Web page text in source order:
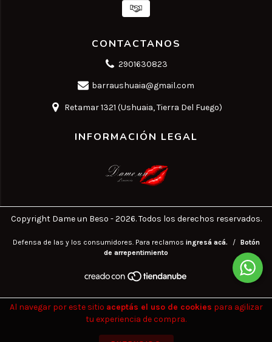
Al navegar por este sitio aceptás el uso de cookies para agilizar
tu experiencia de compra.
CONTACTANOS
2901630823
barraushuaia@gmail.com
Retamar 1321 (Ushuaia, Tierra Del Fuego)
INFORMACIÓN LEGAL
Copyright Dame un Beso - 2026. Todos los derechos reservados.
Defensa de las y los consumidores. Para reclamos ingresá acá. /
Botón
de arrepentimiento